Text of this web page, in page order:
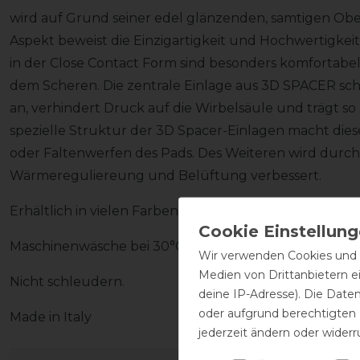
wird auf Grund seiner edel glänzenden, samtigen
Aspekt beweist die Einzigartigkeit und
in der Close Contact Form sind besonders
dem Scheren. Die zentrale Einlage aus 3D SPACER
an, verhindert Druck auf die Wirbelsäule und trägt so
spezielle Struktur der 3D Spacer-Einlagen macht
oder Faltenwerfen des Pads. Des Weiteren wird
Wärmereguliereung und Belüftung verbessert.
Erhältlich in vielen Farben und Kombinationen.
Maschinenwäsche bei 30°C mit Feinwaschmittel.
Nicht schleudern.
Made in Italy
Wir verwenden Cookies
Medien von Drittanbietern
deine IP-Adresse). Die
oder aufgrund berechtigten
jederzeit ändern oder